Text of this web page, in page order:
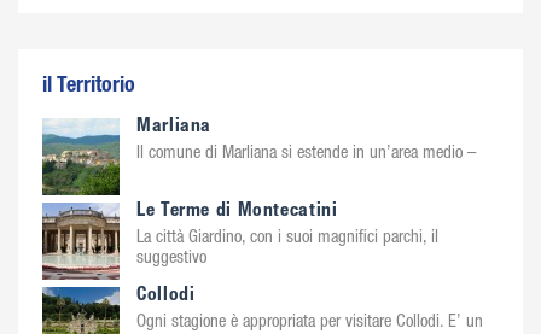
il Territorio
Marliana
Il comune di Marliana si estende in un’area medio –
Le Terme di Montecatini
La città Giardino, con i suoi magnifici parchi, il
suggestivo
Collodi
Ogni stagione è appropriata per visitare Collodi. E’ un